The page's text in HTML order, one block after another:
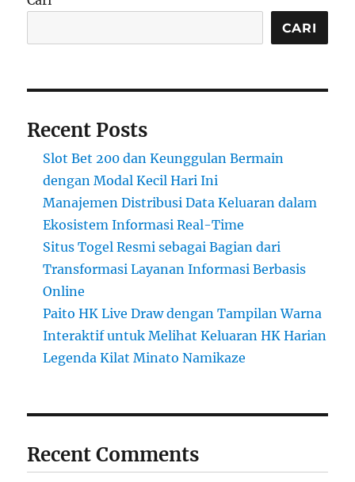
CARI
Recent Posts
Slot Bet 200 dan Keunggulan Bermain
dengan Modal Kecil Hari Ini
Manajemen Distribusi Data Keluaran dalam
Ekosistem Informasi Real-Time
Situs Togel Resmi sebagai Bagian dari
Transformasi Layanan Informasi Berbasis
Online
Paito HK Live Draw dengan Tampilan Warna
Interaktif untuk Melihat Keluaran HK Harian
Legenda Kilat Minato Namikaze
Recent Comments